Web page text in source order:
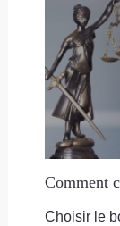
Comment
Choisir le